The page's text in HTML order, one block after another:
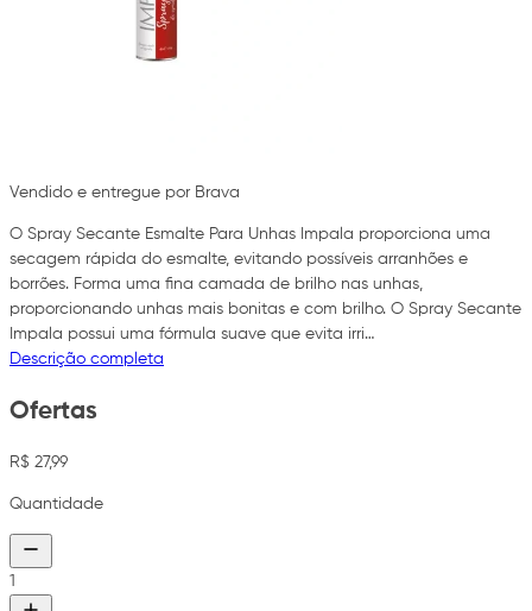
Vendido e entregue por Brava
O Spray Secante Esmalte Para Unhas Impala proporciona uma
secagem rápida do esmalte, evitando possíveis arranhões e
borrões. Forma uma fina camada de brilho nas unhas,
proporcionando unhas mais bonitas e com brilho. O Spray Secante
Impala possui uma fórmula suave que evita irri…
Descrição completa
Ofertas
R$ 27,99
Quantidade
1